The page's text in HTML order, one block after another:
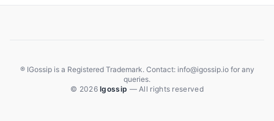
® IGossip is a Registered Trademark. Contact: info@igossip.io for any
queries.
© 2026Igossip — All rights reserved